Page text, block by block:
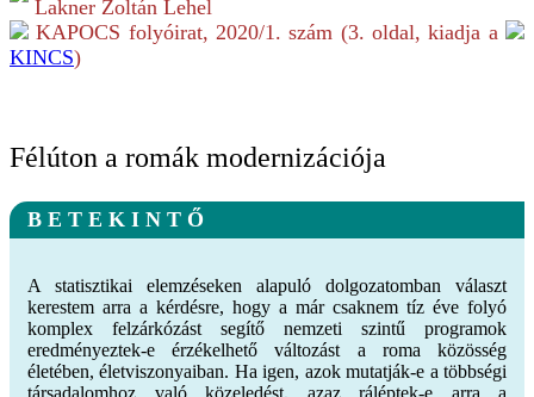
Lakner Zoltán Lehel
KAPOCS folyóirat, 2020/1. szám (3. oldal, kiadja a
KINCS)
Félúton a romák modernizációja
B E T E K I N T Ő
A statisztikai elemzéseken alapuló dolgozatomban választ
kerestem arra a kérdésre, hogy a már csaknem tíz éve folyó
komplex felzárkózást segítő nemzeti szintű programok
eredményeztek-e érzékelhető változást a roma közösség
életében, életviszonyaiban. Ha igen, azok mutatják-e a többségi
társadalomhoz való közeledést, azaz ráléptek-e arra a